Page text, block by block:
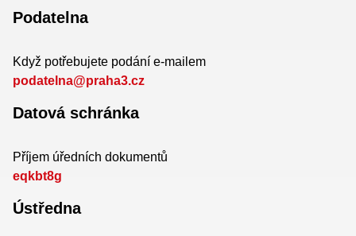
Podatelna
Když potřebujete podání e-mailem
podatelna@praha3.cz
Datová schránka
Příjem úředních dokumentů
eqkbt8g
Ústředna